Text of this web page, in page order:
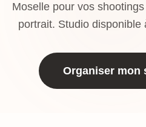
Moselle pour vos
portrait. Studio disponible
Organiser mon